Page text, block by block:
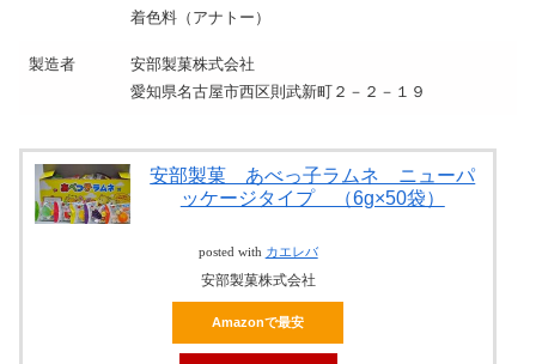
着色料（アナトー）
製造者
安部製菓株式会社
愛知県名古屋市西区則武新町２－２－１９
安部製菓 あべっ子ラムネ ニューパ
ッケージタイプ （6g×50袋）
posted with カエレバ
安部製菓株式会社
Amazonで最安